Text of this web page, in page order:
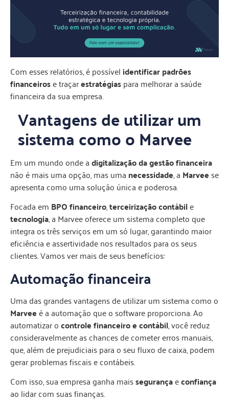
Com esses relatórios, é possível identificar padrões
financeirose traçarestratégiaspara melhorar a saúde
financeira da sua empresa.
Vantagens de utilizar um
sistema como o Marvee
Em um mundo onde adigitalização da gestão financeira
não é mais uma opção, mas uma necessidade, a Marveese
apresenta como uma solução única e poderosa.
Focada em BPO financeiro,terceirização contábile
tecnologia, a Marvee oferece um sistema completo que
integra os três serviços em um só lugar, garantindo maior
eficiência e assertividade nos resultados para os seus
clientes. Vamos ver mais de seus benefícios:
Automação financeira
Uma das grandes vantagens de utilizar um sistema como o
Marveeé a automação que o software proporciona. Ao
automatizar ocontrole financeiro e contábil, você reduz
consideravelmente as chances de cometer erros manuais,
que, além de prejudiciais para o seu fluxo de caixa, podem
gerar problemas fiscais e contábeis.
Com isso, sua empresa ganha maissegurançaeconfiança
ao lidar com suas finanças.